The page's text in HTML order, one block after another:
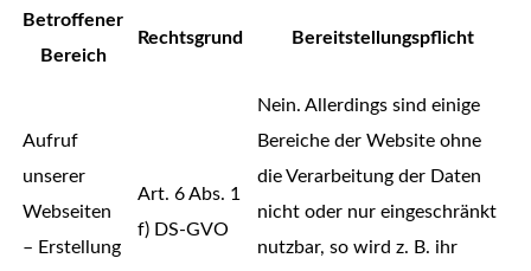
Betroffener
Bereich
Rechtsgrund Bereitstellungspflicht
Aufruf
unserer
Webseiten
– Erstellung
Art. 6 Abs. 1
f) DS-GVO
Nein. Allerdings sind einige
Bereiche der Website ohne
die Verarbeitung der Daten
nicht oder nur eingeschränkt
nutzbar, so wird z. B. ihr